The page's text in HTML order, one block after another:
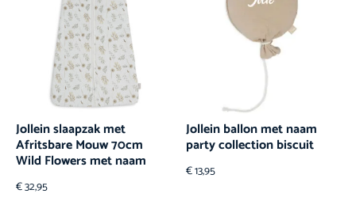
Jollein slaapzak met
Afritsbare Mouw 70cm
Wild Flowers met naam
€32,95
Jollein ballon met naam
party collection biscuit
€13,95